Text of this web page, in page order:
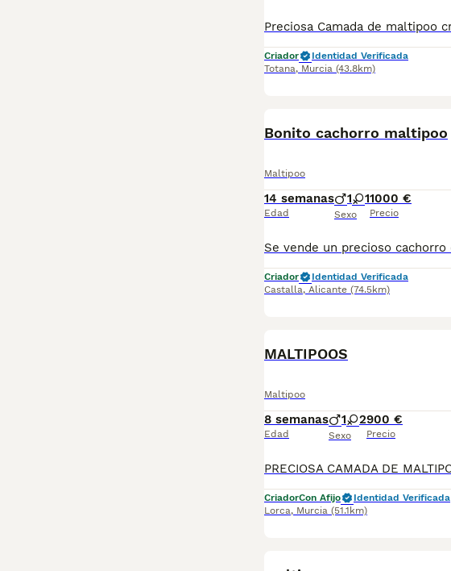
Criador
Identidad Verificada
Totana, Murcia (43.8km)
Bonito cachorro maltipoo
Maltipoo
14 semanas
Edad
1 1
Sexo
1000 €
Precio
Criador
Identidad Verificada
Castalla, Alicante (74.5km)
MALTIPOOS
Maltipoo
8 semanas
Edad
1 2
Sexo
900 €
Precio
CriadorCon Afijo
Identidad Verificada
Lorca, Murcia (51.1km)